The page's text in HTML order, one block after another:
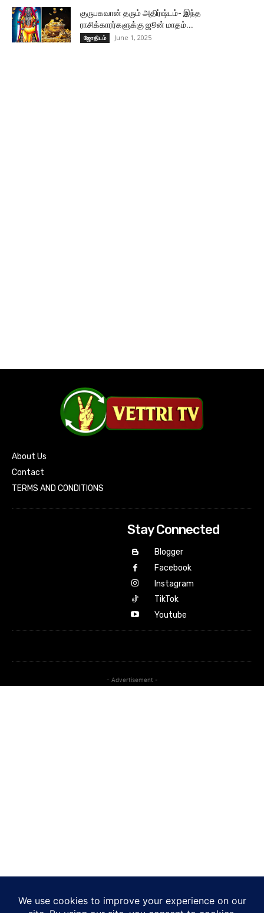
குருபகவான் தரும் அதிர்ஷ்டம்- இந்த
ராசிக்காரர்களுக்கு ஜூன் மாதம்...
ஜோதிடம் June 1, 2025
About Us
Contact
TERMS AND CONDITIONS
Stay Connected
Blogger
Facebook
Instagram
TikTok
Youtube
- Advertisement -